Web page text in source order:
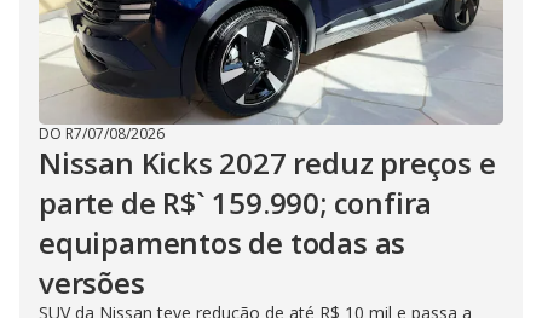
DO R7/07/08/2026
Nissan Kicks 2027 reduz preços e
parte de R$` 159.990; confira
equipamentos de todas as
versões
SUV da Nissan teve redução de até R$ 10 mil e passa a